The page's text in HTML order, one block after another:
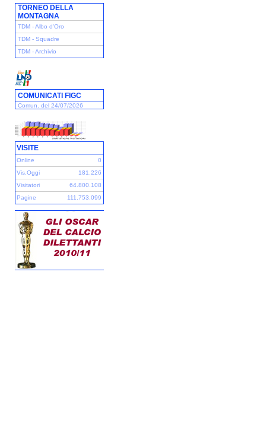
TORNEO DELLA
MONTAGNA
TDM - Albo d'Oro
TDM - Squadre
TDM - Archivio
COMUNICATI FIGC
Comun. del 24/07/2026
VISITE
Online
0
Vis.Oggi
181.226
Visitatori
64.800.108
Pagine
111.753.099